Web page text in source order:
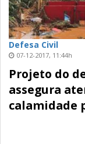
Defesa Civil
07-12-2017, 11:44h
Projeto do
assegura
calamidade